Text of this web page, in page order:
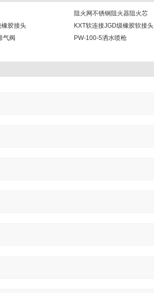
阻火网不锈钢阻火器阻火芯
橡胶接头
KXT软连接JGD级橡胶软接头
气阀
PW-100-5洒水喷枪